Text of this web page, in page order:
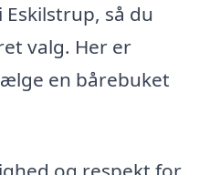
så du
valg. Her er
en bårebuket